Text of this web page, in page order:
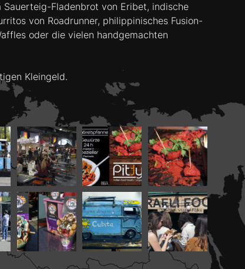
Fladenbrot von Eribet, indische
von Roadrunner, philippinisches Fusion-
oder die vielen handgemachten
Kleingeld.